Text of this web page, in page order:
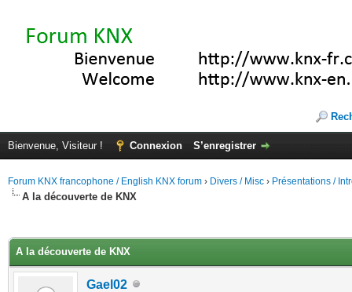
Bienvenue, Visiteur ! Connexion S’enregistrer
Forum KNX francophone / English KNX forum › Divers / Misc › Présentations /
A la découverte de KNX
A la découverte de KNX
Gael02